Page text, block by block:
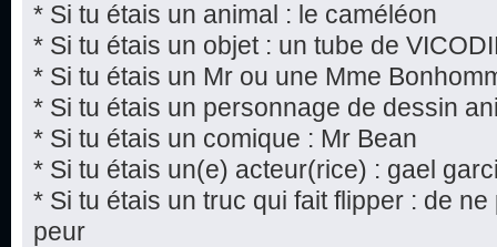
* Si tu étais un animal : le caméléon
* Si tu étais un objet : un tube de
* Si tu étais un Mr ou une Mme
* Si tu étais un personnage de dessin
* Si tu étais un comique : Mr Bean
* Si tu étais un(e) acteur(rice) : gael
* Si tu étais un truc qui fait flipper : de
peur